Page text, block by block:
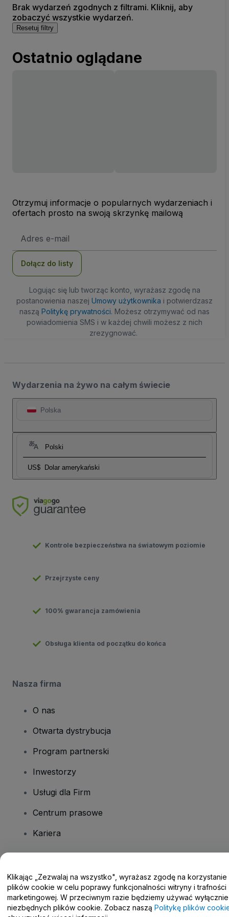
Brak wydarzeń zgodnych z filtrami. Kliknij, aby
zobaczyć wszystkie wydarzeń.
Resetuj filtry
Ostatnio oglądane
Otrzymuj informacje o popularnych wydarzeniach i
ofertach prosto na swoją skrzynkę mailową
e-
Dołącz do listy
Logując się lub tworząc konto, wyrażasz zgodę na
postanowienia naszej Umowy użytkownika i potwierdzasz
naszą Politykę prywatności. Możesz otrzymywać od nas
powiadomienia SMS i w każdej chwili możesz z nich
zrezygnować.
Wydarzenia na żywo na całym świecie
Polska
Polski
US$ Dolar amerykański
Kontrole bezpieczeństwa na światowym poziomie
Przejrzyste ceny
100% gwarancja zamówienia
Obsługa klienta od początku do końca
Nasza firma
O nas
Otwarta dystrybucja
Program partnerski
Inwestorzy
Usługi dla Firm
Centrum prasowe
Kariera
Centrum pomocy / Skontaktuj się z nami
Klikając „Zezwalaj na wszystko", wyrażasz zgodę na korzystanie
plików cookie w celu poprawy funkcjonalności witryny i trafności
marketingowej. W przeciwnym razie będziemy używać wyłącznie
niezbędnych plików cookie. Zobacz naszą Politykę plików